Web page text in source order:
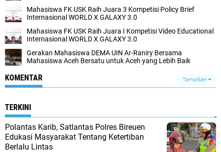
Mahasiswa FK USK Raih Juara 3 Kompetisi Policy Brief
Internasional WORLD X GALAXY 3.0
Mahasiswa FK USK Raih Juara I Kompetisi Video Educational
Internasional WORLD X GALAXY 3.0
Gerakan Mahasiswa DEMA UIN Ar-Raniry Bersama
Mahasiswa Aceh Bersatu untuk Aceh yang Lebih Baik
KOMENTAR Tampilkan
TERKINI
Polantas Karib, Satlantas Polres Bireuen
Edukasi Masyarakat Tentang Ketertiban
Berlalu Lintas